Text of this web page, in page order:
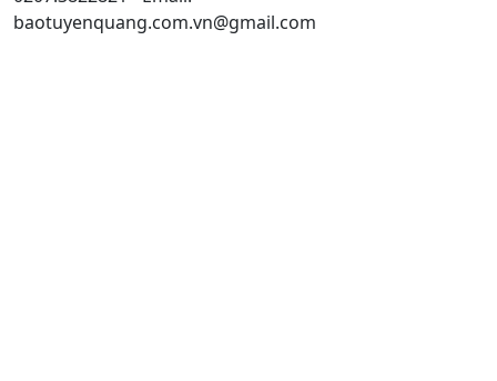
baotuyenquang.com.vn@gmail.com